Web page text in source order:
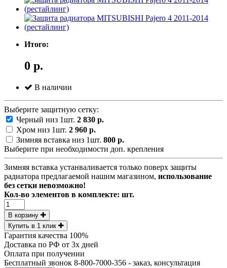
Итого:
0 р.
В наличии
Выберите защитную сетку:
Черный низ 1шт. 2 830 р.
Хром низ 1шт. 2 960 р.
Зимняя вставка низ 1шт. 800 р.
Выберите при необходимости доп. крепления
Зимняя вставка устанваливается только поверх защиты
радиатора предлагаемой нашим магазином, использование
без сетки невозможно!
Кол-во элементов в комплекте: шт.
В корзину
Купить в 1 клик
Гарантия качества 100%
Доставка по РФ от 3х дней
Оплата при получении
Бесплатный звонок 8-800-7000-356 - заказ, консультация